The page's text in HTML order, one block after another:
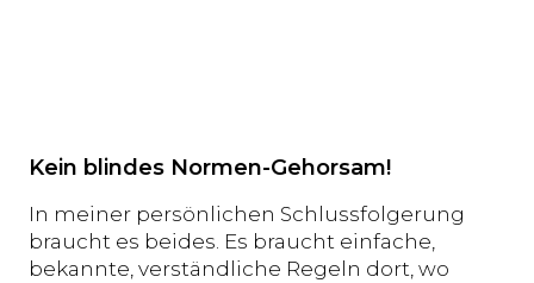
Kein blindes Normen-Gehorsam!
In meiner persönlichen Schlussfolgerung
braucht es beides. Es braucht einfache,
bekannte, verständliche Regeln dort, wo